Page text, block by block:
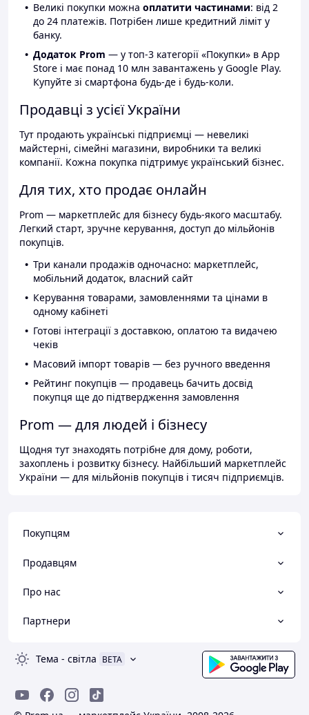
Великі покупки можна оплатити частинами: від 2
до 24 платежів. Потрібен лише кредитний ліміт у
банку.
Додаток Prom — у топ-3 категорії «Покупки» в App
Store і має понад 10 млн завантажень у Google Play.
Купуйте зі смартфона будь-де і будь-коли.
Продавці з усієї України
Тут продають українські підприємці — невеликі
майстерні, сімейні магазини, виробники та великі
компанії. Кожна покупка підтримує український бізнес.
Для тих, хто продає онлайн
Prom — маркетплейс для бізнесу будь-якого масштабу.
Легкий старт, зручне керування, доступ до мільйонів
покупців.
Три канали продажів одночасно: маркетплейс,
мобільний додаток, власний сайт
Керування товарами, замовленнями та цінами в
одному кабінеті
Готові інтеграції з доставкою, оплатою та видачею
чеків
Масовий імпорт товарів — без ручного введення
Рейтинг покупців — продавець бачить досвід
покупця ще до підтвердження замовлення
Prom — для людей і бізнесу
Щодня тут знаходять потрібне для дому, роботи,
захоплень і розвитку бізнесу. Найбільший маркетплейс
України — для мільйонів покупців і тисяч підприємців.
Покупцям
Продавцям
Про нас
Партнери
Тема - світла BETA